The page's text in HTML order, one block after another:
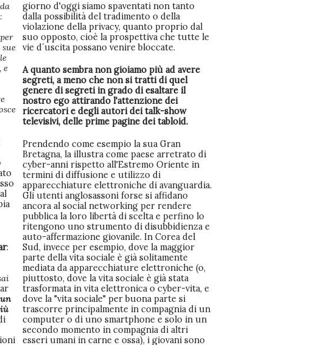
e
:
un
giorno d'oggi siamo spaventati non tanto
dalla possibilità del tradimento o della
violazione della privacy, quanto proprio dal
suo opposto, cioè la prospettiva che tutte le
vie d´uscita possano venire bloccate.
A quanto sembra non gioiamo più ad avere
segreti, a meno che non si tratti di quel
genere di segreti in grado di esaltare il
nostro ego attirando l'attenzione dei
ricercatori e degli autori dei talk-show
televisivi, delle prime pagine dei tabloid.
Prendendo come esempio la sua Gran
Bretagna, la illustra come paese arretrato di
cyber-anni rispetto all'Estremo Oriente in
termini di diffusione e utilizzo di
apparecchiature elettroniche di avanguardia.
Gli utenti anglosassoni forse si affidano
ancora al social networking per rendere
pubblica la loro libertà di scelta e perfino lo
ritengono uno strumento di disubbidienza e
auto-affermazione giovanile. In Corea del
Sud, invece per esempio, dove la maggior
parte della vita sociale è già solitamente
mediata da apparecchiature elettroniche (o,
piuttosto, dove la vita sociale è già stata
trasformata in vita elettronica o cyber-vita, e
dove la "vita sociale" per buona parte si
trascorre principalmente in compagnia di un
computer o di uno smartphone e solo in un
secondo momento in compagnia di altri
esseri umani in carne e ossa), i giovani sono